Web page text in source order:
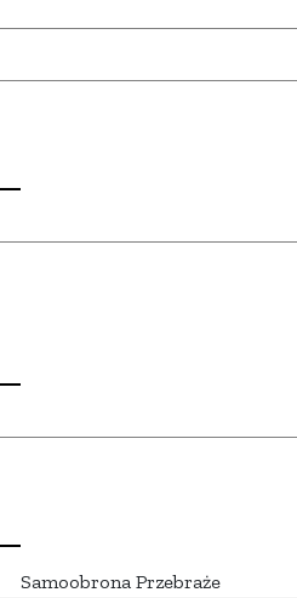
Samoobrona Przebraże